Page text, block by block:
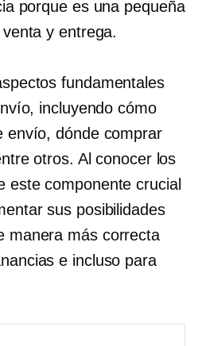
porque es una pequeña
y entrega.
fundamentales
incluyendo cómo
envío, dónde comprar
otros. Al conocer los
este componente crucial
sus posibilidades
manera más correcta
e incluso para